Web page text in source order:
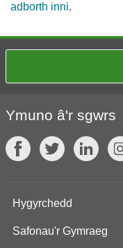
adborth inni.
Ymuno â'r sgwrs
Hygyrchedd
Safonau'r Gymraeg